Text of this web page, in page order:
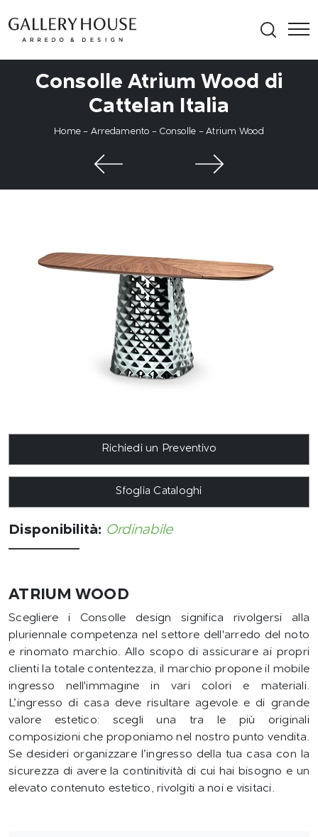
Consolle Atrium Wood di
Cattelan Italia
Home - Arredamento - Consolle -Atrium Wood
Richiedi un Preventivo
Sfoglia Cataloghi
Disponibilità: Ordinabile
ATRIUM WOOD
Scegliere i Consolle design significa rivolgersi alla
pluriennale competenza nel settore dell'arredo del noto
e rinomato marchio. Allo scopo di assicurare ai propri
clienti la totale contentezza, il marchio propone il mobile
ingresso nell'immagine in vari colori e materiali.
L’ingresso di casa deve risultare agevole e di grande
valore estetico: scegli una tra le più originali
composizioni che proponiamo nel nostro punto vendita.
Se desideri organizzare l’ingresso della tua casa con la
sicurezza di avere la continitività di cui hai bisogno e un
elevato contenuto estetico, rivolgiti a noi e visitaci.